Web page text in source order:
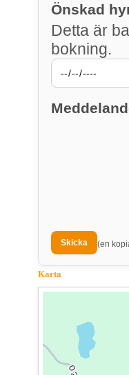
Önskad
Detta är
bokning.
(en
Karta